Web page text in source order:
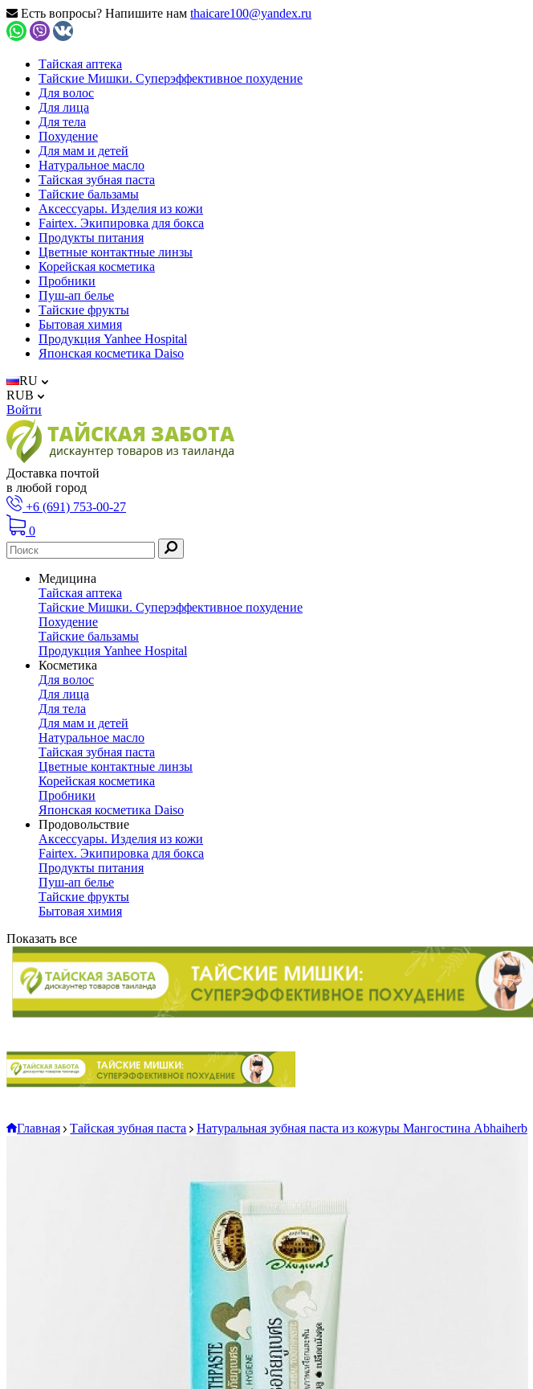
Есть вопросы? Напишите нам thaicare100@yandex.ru
Тайская аптека
Тайские Мишки. Суперэффективное похудение
Для волос
Для лица
Для тела
Похудение
Для мам и детей
Натуральное масло
Тайская зубная паста
Тайские бальзамы
Аксессуары. Изделия из кожи
Fairtex. Экипировка для бокса
Продукты питания
Цветные контактные линзы
Корейская косметика
Пробники
Пуш-ап белье
Тайские фрукты
Бытовая химия
Продукция Yanhee Hospital
Японская косметика Daiso
RU
RUB
Войти
Доставка почтой
в любой город
+6 (691) 753-00-27
0
Медицина
Тайская аптека
Тайские Мишки. Суперэффективное похудение
Похудение
Тайские бальзамы
Продукция Yanhee Hospital
Косметика
Для волос
Для лица
Для тела
Для мам и детей
Натуральное масло
Тайская зубная паста
Цветные контактные линзы
Корейская косметика
Пробники
Японская косметика Daiso
Продовольствие
Аксессуары. Изделия из кожи
Fairtex. Экипировка для бокса
Продукты питания
Пуш-ап белье
Тайские фрукты
Бытовая химия
Показать все
Главная Тайская зубная паста Натуральная зубная паста из кожуры Мангостина Abhaiherb